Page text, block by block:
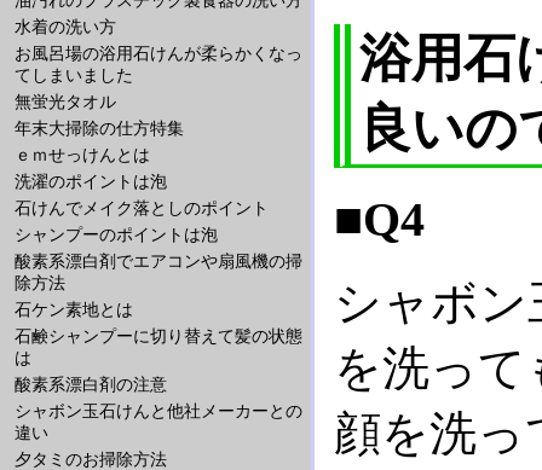
水着の洗い方
お風呂場の浴用石けんが柔らかくなっ
てしまいました
無蛍光タオル
年末大掃除の仕方特集
ｅｍせっけんとは
洗濯のポイントは泡
石けんでメイク落としのポイント
シャンプーのポイントは泡
酸素系漂白剤でエアコンや扇風機の掃
除方法
石ケン素地とは
石鹸シャンプーに切り替えて髪の状態
は
酸素系漂白剤の注意
シャボン玉石けんと他社メーカーとの
違い
夕タミのお掃除方法
浴用石
良いの
■Q4
シャボ
を洗っ
顔を洗っ